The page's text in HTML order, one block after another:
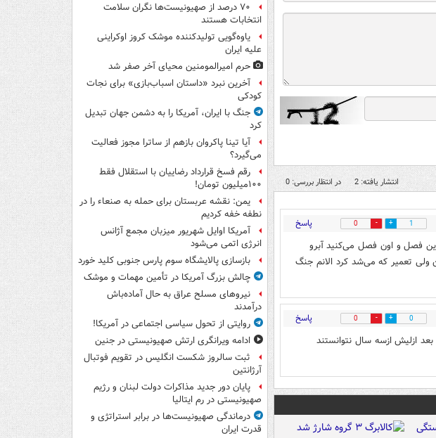
انتشار یافته: 2 در انتظار بررسی: 0
1
0 پاسخ
این فصل و‌ اون فصل می‌کنید آبرو
ولی تعمیر که می‌شد کرد الانم جنگ
0
0 پاسخ
ازلیش ازسه سال نتوانستند
۷۰ درصد از صهیونیست‌ها نگران سلامت
انتخابات هستند
یاوه‌گویی تولیدکننده موشک کروز اوکراینی
علیه ایران
حرم امیرالمومنین محیای آخر صفر شد
آخرین نبرد «داستان اسباب‌بازی» برای نجات
کودکی
جنگ با ایران، آمریکا را به دشمن جهان تبدیل
کرد
آیا تینا پاکروان بازهم از ساترا مجوز فعالیت
می‌گیرد؟
رقم فسخ قرارداد رضاییان با استقلال فقط
۱۰۰میلیون تومان!
یمن: نقشه عربستان برای حمله به صنعاء را در
نطفه خفه کردیم
آمریکا اوایل شهریور میزبان مجمع آژانس
انرژی اتمی می‌شود
بازسازی پالایشگاه سوم پارس جنوبی کلید خورد
چالش بزرگ آمریکا در تأمین مهمات و موشک
نیروهای مسلح عراق به حال آماده‌باش
درآمدند
روایتی از تحول سیاسی اجتماعی در آمریکا!
ادامه ویرانگری ارتش صهیونیستی در جنین
ثبت سالروز شکست انگلیس در تقویم فوتبال
آرژانتین
پایان دور جدید مذاکرات دولت لبنان و رژیم
صهیونیستی در رم ایتالیا
درماندگی صهیونیست‌ها در برابر استراتژی و
قدرت ایران